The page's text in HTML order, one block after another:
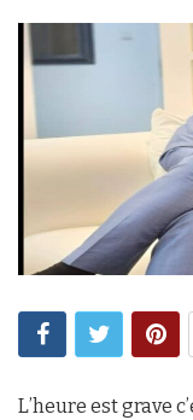
L’heure est grave